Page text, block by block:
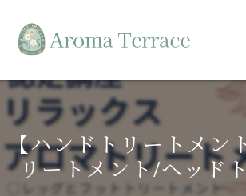
【ハンドトリートメン
リートメント/ヘッド